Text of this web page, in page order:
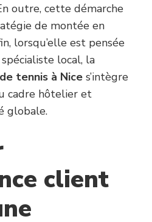
outre, cette démarche
de montée en
lorsqu’elle est pensée
local, la
tennis à Nice s’intègre
cadre hôtelier et
globale.
client